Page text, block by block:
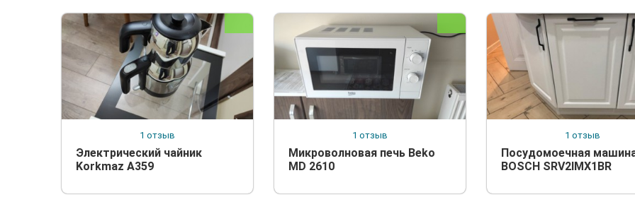
1 отзыв
Электрический чайник
Korkmaz A359
1 отзыв
Микроволновая печь Beko
MD 2610
1 отзыв
Посудомоечная
BOSCH SRV2IMX1BR